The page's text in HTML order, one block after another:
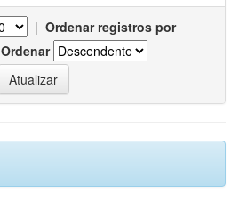
| Ordenar registros por
Ordenar